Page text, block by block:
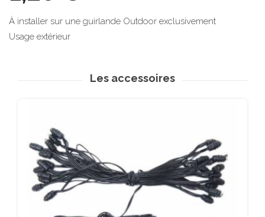
À installer sur une guirlande Outdoor exclusivement
Usage extérieur
Les accessoires